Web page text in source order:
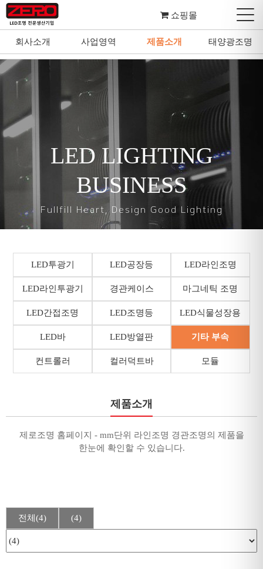
회사소개 사업영역 제품소개 태양광조명
쇼핑몰
회사소개 사업영역 제품소개 태양광조명
LED LIGHTING
BUSINESS
Fullfill Heart, Design Good Lighting
LED투광기 LED공장등 LED라인조명
LED라인투광기 경관케이스 마그네틱 조명
LED간접조명 LED조명등 LED식물성장용
LED바 LED방열판 기타 부속
컨트롤러 컬러덕트바 모듈
제품소개
제로조명 홈페이지 - mm단위 라인조명 경관조명의 제품을
한눈에 확인할 수 있습니다.
전체(4) (4)